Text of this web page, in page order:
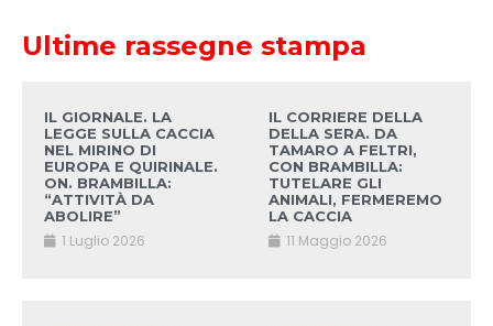
Ultime rassegne stampa
IL GIORNALE. LA
LEGGE SULLA CACCIA
NEL MIRINO DI
EUROPA E QUIRINALE.
ON. BRAMBILLA:
“ATTIVITÀ DA
ABOLIRE”
1 Luglio 2026
IL CORRIERE DELLA
DELLA SERA. DA
TAMARO A FELTRI,
CON BRAMBILLA:
TUTELARE GLI
ANIMALI, FERMEREMO
LA CACCIA
11 Maggio 2026